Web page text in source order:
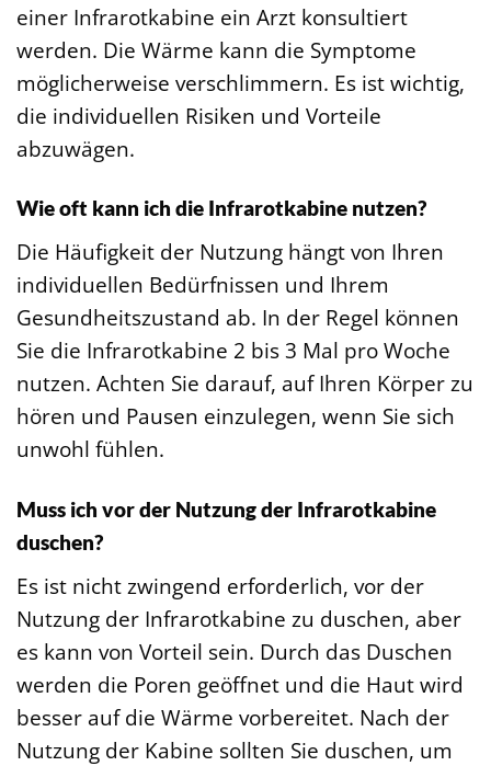
einer Infrarotkabine ein Arzt konsultiert
werden. Die Wärme kann die Symptome
möglicherweise verschlimmern. Es ist wichtig,
die individuellen Risiken und Vorteile
abzuwägen.
Wie oft kann ich die Infrarotkabine nutzen?
Die Häufigkeit der Nutzung hängt von Ihren
individuellen Bedürfnissen und Ihrem
Gesundheitszustand ab. In der Regel können
Sie die Infrarotkabine 2 bis 3 Mal pro Woche
nutzen. Achten Sie darauf, auf Ihren Körper zu
hören und Pausen einzulegen, wenn Sie sich
unwohl fühlen.
Muss ich vor der Nutzung der Infrarotkabine
duschen?
Es ist nicht zwingend erforderlich, vor der
Nutzung der Infrarotkabine zu duschen, aber
es kann von Vorteil sein. Durch das Duschen
werden die Poren geöffnet und die Haut wird
besser auf die Wärme vorbereitet. Nach der
Nutzung der Kabine sollten Sie duschen, um